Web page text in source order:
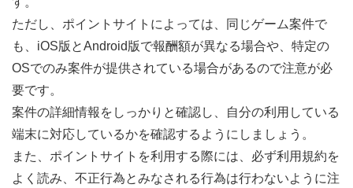
ただし、ポイントサイトによっては、同じゲーム案件で
も、iOS版とAndroid版で報酬額が異なる場合や、特定の
OSでのみ案件が提供されている場合があるので注意が必
要です。
案件の詳細情報をしっかりと確認し、自分の利用している
端末に対応しているかを確認するようにしましょう。
また、ポイントサイトを利用する際には、必ず利用規約を
よく読み、不正行為とみなされる行為は行わないように注